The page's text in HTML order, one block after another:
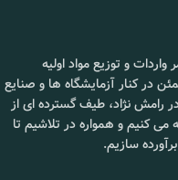
و توزیع مواد اولیه
در کنار آزمایشگاه ها و صنایع
رامش نژاد، طیف گسترده ای از
می کنیم و همواره در تلاشیم تا
سازیم.